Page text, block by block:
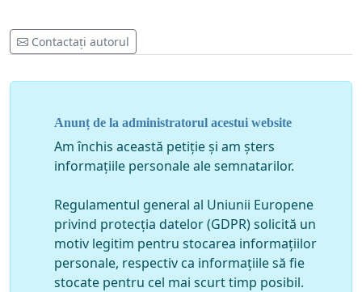
Contactați autorul
Anunț de la administratorul acestui website
Am închis această petiție și am șters
informațiile personale ale semnatarilor.
Regulamentul general al Uniunii Europene
privind protecția datelor (GDPR) solicită un
motiv legitim pentru stocarea informațiilor
personale, respectiv ca informațiile să fie
stocate pentru cel mai scurt timp posibil.